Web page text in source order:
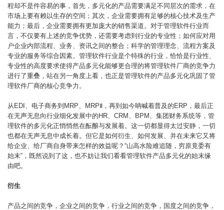
程却不是件容易的事，首先，多元化的产品需要满足不同层次的需求，在
市场上要有赖以生存的空间；其次，企业需要拥有足够的核心技术及生产
能力；最后，企业需要拥有更加庞大的销售渠道。对于管理软件行业而
言，不仅要有上述的竞争优势，还需要考虑到行业的专业性；如何应对用
户企业内部流程、业务、资讯之间的整合；科学的管理理念、流程方案及
专业的服务等综合因素。管理软件行业是个特殊的行业，恰恰是行业性、
专业性的高度要求使得产品多元化能够更合理的将管理软件厂商的竞争力
进行了重叠，站在另一角度上看，也正是管理软件的产品多元化巩固了管
理软件厂商的核心竞争力。
从EDI、电子商务到MRP、MRPⅡ，再到如今呐喊着普及的ERP，最后正
在无声无息向行业细化发展中的HR、CRM、BPM、集团财务系统等，管
理软件的多元化正悄悄然在酝酿与发展着。这一切都显得太过安静，一切
也都在无声无息中成长着。但它是如何衍生、如何发展、并在未来它又将
给企业、给厂商自身带来怎样的效益呢？“山高水险难追随，穷原竟委有
始末”，既然说到了这，也不妨让我们看看管理软件产品多元化的始末缘
由吧。
衍生
产品之间的竞争，企业之间的竞争，行业之间的竞争，国度之间的竞争，